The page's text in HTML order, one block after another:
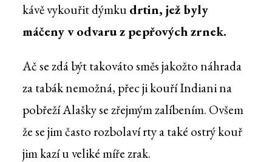
kávě vykouřit dýmkudrtin, jež byly
máčeny v odvaru z pepřových zrnek.
Ač se zdá být takováto směs jakožto náhrada
za tabák nemožná, přec ji kouří Indiani na
pobřeží Alašky se zřejmým zalíbením. Ovšem
že se jim často rozbolaví rty a také ostrý kouř
jim kazí u veliké míře zrak.